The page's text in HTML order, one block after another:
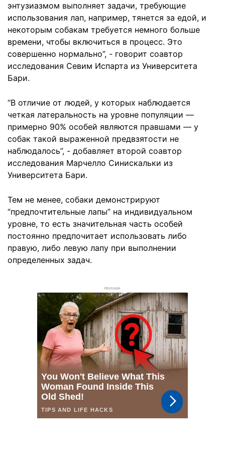
энтузиазмом выполняет задачи, требующие
использования лап, например, тянется за едой, и
некоторым собакам требуется немного больше
времени, чтобы включиться в процесс. Это
совершенно нормально”, - говорит соавтор
исследования Севим Испарта из Университета
Бари.
“В отличие от людей, у которых наблюдается
четкая латеральность на уровне популяции —
примерно 90% особей являются правшами — у
собак такой выраженной предвзятости не
наблюдалось”, - добавляет второй соавтор
исследования Марчелло Синискальки из
Университета Бари.
Тем не менее, собаки демонстрируют
“предпочтительные лапы” на индивидуальном
уровне, то есть значительная часть особей
постоянно предпочитает использовать либо
правую, либо левую лапу при выполнении
определенных задач.
РЕКЛАМА